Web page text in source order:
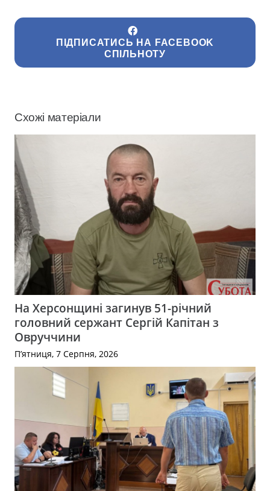
ПІДПИСАТИСЬ НА FACEBOOK
СПІЛЬНОТУ
Схожі матеріали
На Херсонщині загинув 51-річний
головний сержант Сергій Капітан з
Овруччини
П’ятниця, 7 Серпня, 2026